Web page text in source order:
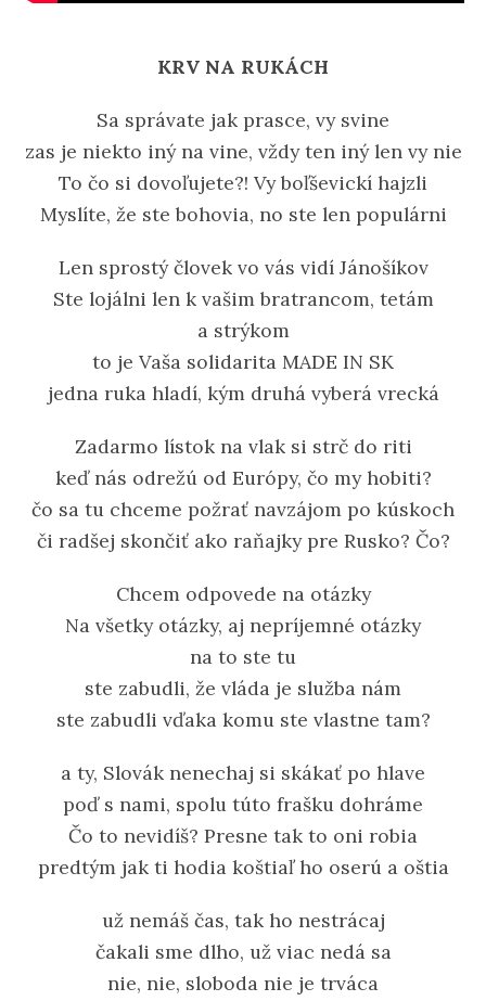
KRV NA RUKÁCH
Sa správate jak prasce, vy svine
zas je niekto iný na vine, vždy ten iný len vy nie
To čo si dovoľujete?! Vy boľševickí hajzli
Myslíte, že ste bohovia, no ste len populárni
Len sprostý človek vo vás vidí Jánošíkov
Ste lojálni len k vašim bratrancom, tetám
a strýkom
to je Vaša solidarita MADE IN SK
jedna ruka hladí, kým druhá vyberá vrecká
Zadarmo lístok na vlak si strč do riti
keď nás odrežú od Európy, čo my hobiti?
čo sa tu chceme požrať navzájom po kúskoch
či radšej skončiť ako raňajky pre Rusko? Čo?
Chcem odpovede na otázky
Na všetky otázky, aj nepríjemné otázky
na to ste tu
ste zabudli, že vláda je služba nám
ste zabudli vďaka komu ste vlastne tam?
a ty, Slovák nenechaj si skákať po hlave
poď s nami, spolu túto frašku dohráme
Čo to nevidíš? Presne tak to oni robia
predtým jak ti hodia koštiaľ ho oserú a oštia
už nemáš čas, tak ho nestrácaj
čakali sme dlho, už viac nedá sa
nie, nie, sloboda nie je trváca